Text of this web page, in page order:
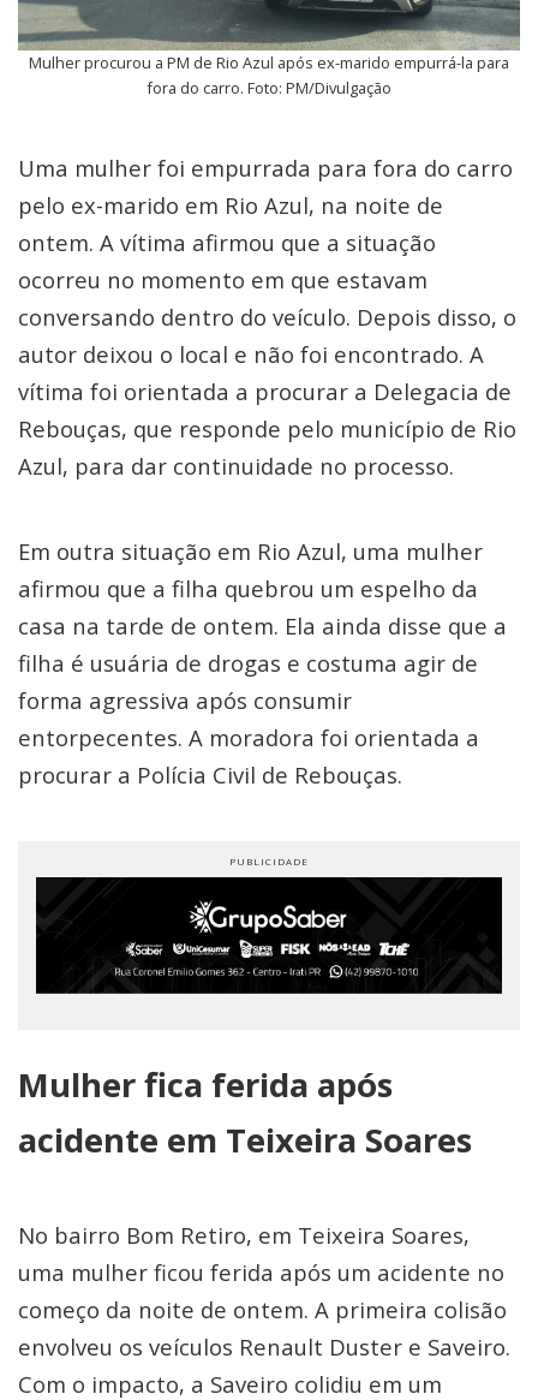
Mulher procurou a PM de Rio Azul após ex-marido empurrá-la para
fora do carro. Foto: PM/Divulgação
Uma mulher foi empurrada para fora do carro
pelo ex-marido em Rio Azul, na noite de
ontem. A vítima afirmou que a situação
ocorreu no momento em que estavam
conversando dentro do veículo. Depois disso, o
autor deixou o local e não foi encontrado. A
vítima foi orientada a procurar a Delegacia de
Rebouças, que responde pelo município de Rio
Azul, para dar continuidade no processo.
Em outra situação em Rio Azul, uma mulher
afirmou que a filha quebrou um espelho da
casa na tarde de ontem. Ela ainda disse que a
filha é usuária de drogas e costuma agir de
forma agressiva após consumir
entorpecentes. A moradora foi orientada a
procurar a Polícia Civil de Rebouças.
Mulher fica ferida após
acidente em Teixeira Soares
No bairro Bom Retiro, em Teixeira Soares,
uma mulher ficou ferida após um acidente no
começo da noite de ontem. A primeira colisão
envolveu os veículos Renault Duster e Saveiro.
Com o impacto, a Saveiro colidiu em um